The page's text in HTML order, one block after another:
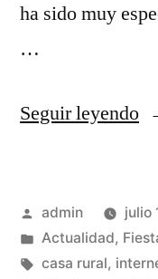
ha sido muy
…
Seguir leyendo
Publicado
por
admin
julio
Publicado
en
Actualidad,
Etiquetas:
casa rural,